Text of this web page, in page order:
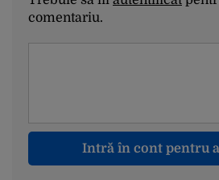
comentariu.
Intră în cont pentru